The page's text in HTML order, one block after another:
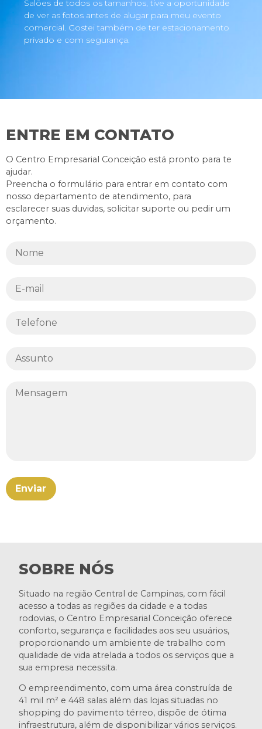
Salões de todos os tamanhos, tive a oportunidade
de ver as fotos antes de alugar para meu evento
comercial. Gostei também de ter estacionamento
privado e com segurança.
ENTRE EM CONTATO
O Centro Empresarial Conceição está pronto para te
ajudar.
Preencha o formulário para entrar em contato com
nosso departamento de atendimento, para
esclarecer suas duvidas, solicitar suporte ou pedir um
orçamento.
SOBRE NÓS
Situado na região Central de Campinas, com fácil
acesso a todas as regiões da cidade e a todas
rodovias, o Centro Empresarial Conceição oferece
conforto, segurança e facilidades aos seu usuários,
proporcionando um ambiente de trabalho com
qualidade de vida atrelada a todos os serviços que a
sua empresa necessita.
O empreendimento, com uma área construída de
41 mil m² e 448 salas além das lojas situadas no
shopping do pavimento térreo, dispõe de ótima
infraestrutura, além de disponibilizar vários serviços.